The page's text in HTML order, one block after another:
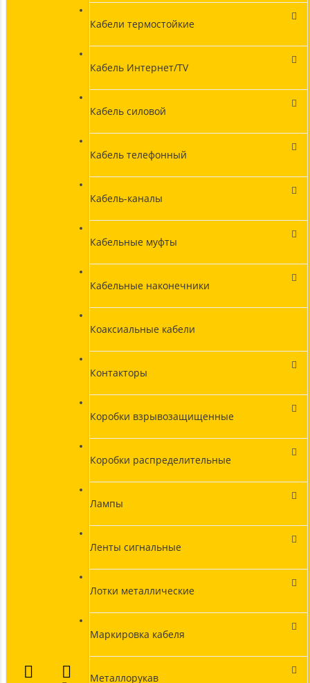
Кабели термостойкие
Кабель Интернет/TV
Кабель силовой
Кабель телефонный
Кабель-каналы
Кабельные муфты
Кабельные наконечники
Коаксиальные кабели
Контакторы
Коробки взрывозащищенные
Коробки распределительные
Лампы
Ленты сигнальные
Лотки металлические
Маркировка кабеля
Металлорукав